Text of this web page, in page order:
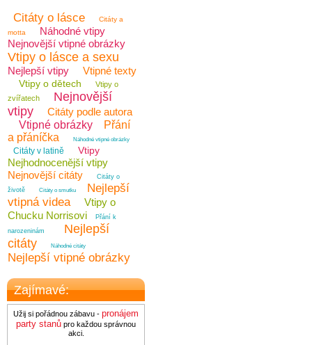
Citáty o lásce
Citáty a
motta
Náhodné vtipy
Nejnovější vtipné obrázky
Vtipy o lásce a sexu
Nejlepší vtipy Vtipné texty
Vtipy o dětech
Vtipy o
zvířatech
Nejnovější
vtipy
Citáty podle autora
Vtipné obrázky
Přání
a přáníčka
Náhodné vtipné obrázky
Citáty v latině Vtipy
Nejhodnocenější vtipy
Nejnovější citáty
Citáty o
životě
Citáty o smutku
Nejlepší
vtipná videa
Vtipy o
Chucku Norrisovi
Přání k
narozeninám
Nejlepší
citáty
Náhodné citáty
Nejlepší vtipné obrázky
Zajímavé:
Užij si pořádnou zábavu - pronájem
party stanů pro každou správnou
akci.